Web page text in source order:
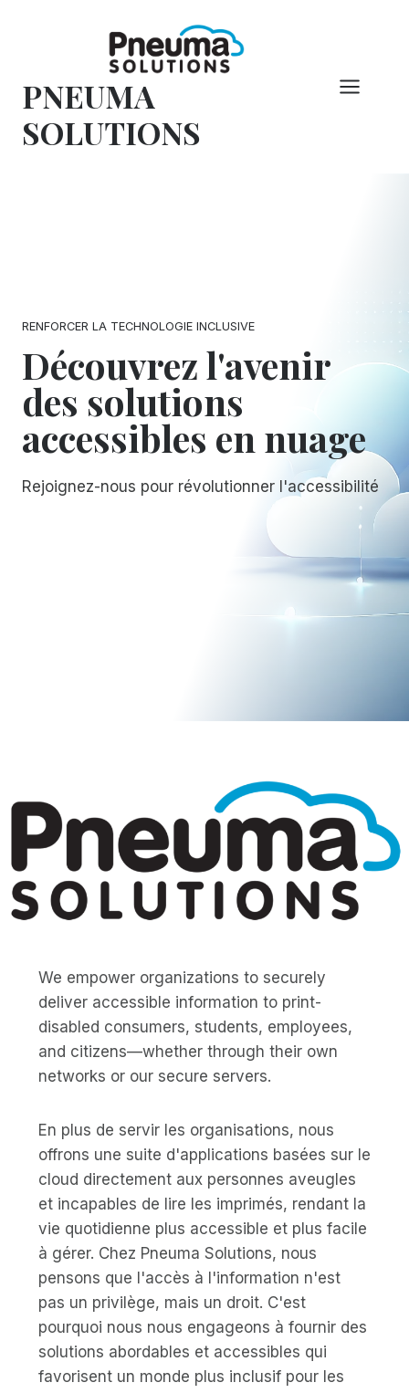
PNEUMA
SOLUTIONS
RENFORCER LA TECHNOLOGIE INCLUSIVE
Découvrez l'avenir
des solutions
accessibles en nuage
Rejoignez-nous pour révolutionner l'accessibilité
We empower organizations to securely
deliver accessible information to print-
disabled consumers, students, employees,
and citizens—whether through their own
networks or our secure servers.
En plus de servir les organisations, nous
offrons une suite d'applications basées sur le
cloud directement aux personnes aveugles
et incapables de lire les imprimés, rendant la
vie quotidienne plus accessible et plus facile
à gérer. Chez Pneuma Solutions, nous
pensons que l'accès à l'information n'est
pas un privilège, mais un droit. C'est
pourquoi nous nous engageons à fournir des
solutions abordables et accessibles qui
favorisent un monde plus inclusif pour les